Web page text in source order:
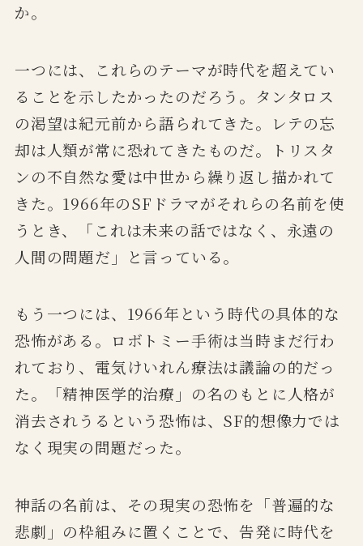
か。
一つには、これらのテーマが時代を超えてい
ることを示したかったのだろう。タンタロス
の渇望は紀元前から語られてきた。レテの忘
却は人類が常に恐れてきたものだ。トリスタ
ンの不自然な愛は中世から繰り返し描かれて
きた。1966年のSFドラマがそれらの名前を使
うとき、「これは未来の話ではなく、永遠の
人間の問題だ」と言っている。
もう一つには、1966年という時代の具体的な
恐怖がある。ロボトミー手術は当時まだ行わ
れており、電気けいれん療法は議論の的だっ
た。「精神医学的治療」の名のもとに人格が
消去されうるという恐怖は、SF的想像力では
なく現実の問題だった。
神話の名前は、その現実の恐怖を「普遍的な
悲劇」の枠組みに置くことで、告発に時代を